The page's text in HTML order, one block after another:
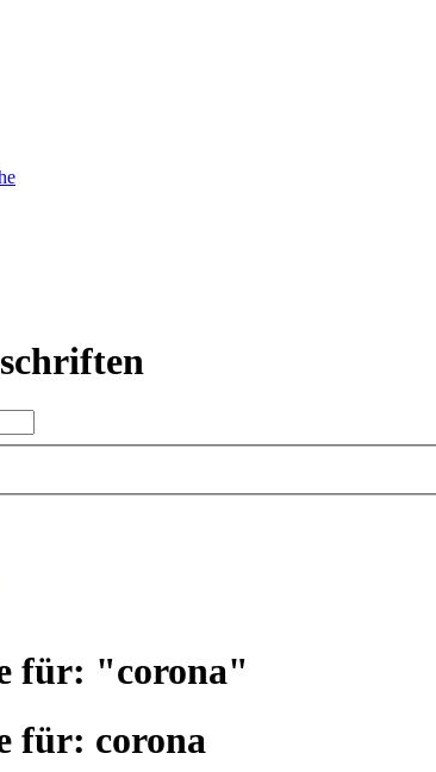
für: "corona"
für: corona